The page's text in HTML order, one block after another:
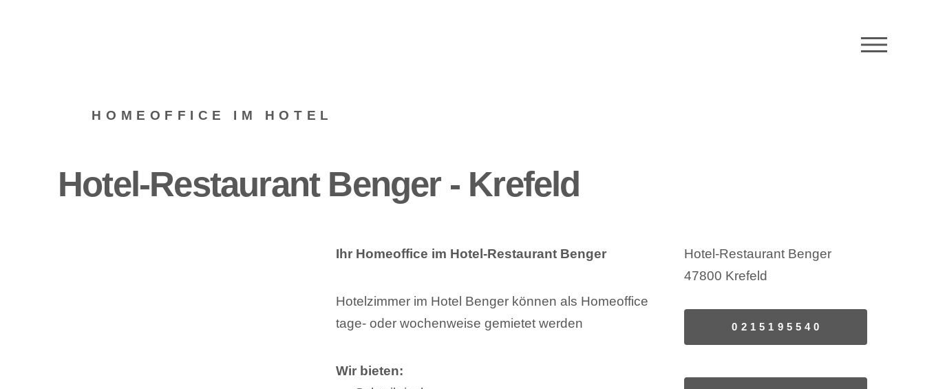
HOMEOFFICE IM HOTEL
Hotel-Restaurant Benger - Krefeld
Ihr Homeoffice im Hotel-Restaurant Benger
Hotelzimmer im Hotel Benger können als Homeoffice
tage- oder wochenweise gemietet werden
Wir bieten:
Hotel-Restaurant Benger
47800 Krefeld
0215195540